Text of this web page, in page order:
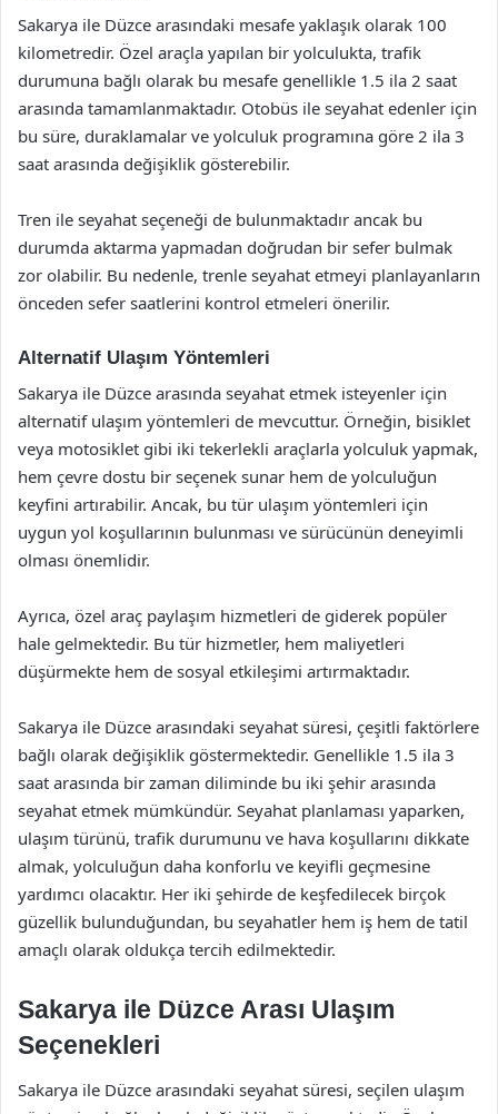
Sakarya ile Düzce arasındaki mesafe yaklaşık olarak 100
kilometredir. Özel araçla yapılan bir yolculukta, trafik
durumuna bağlı olarak bu mesafe genellikle 1.5 ila 2 saat
arasında tamamlanmaktadır. Otobüs ile seyahat edenler için
bu süre, duraklamalar ve yolculuk programına göre 2 ila 3
saat arasında değişiklik gösterebilir.
Tren ile seyahat seçeneği de bulunmaktadır ancak bu
durumda aktarma yapmadan doğrudan bir sefer bulmak
zor olabilir. Bu nedenle, trenle seyahat etmeyi planlayanların
önceden sefer saatlerini kontrol etmeleri önerilir.
Alternatif Ulaşım Yöntemleri
Sakarya ile Düzce arasında seyahat etmek isteyenler için
alternatif ulaşım yöntemleri de mevcuttur. Örneğin, bisiklet
veya motosiklet gibi iki tekerlekli araçlarla yolculuk yapmak,
hem çevre dostu bir seçenek sunar hem de yolculuğun
keyfini artırabilir. Ancak, bu tür ulaşım yöntemleri için
uygun yol koşullarının bulunması ve sürücünün deneyimli
olması önemlidir.
Ayrıca, özel araç paylaşım hizmetleri de giderek popüler
hale gelmektedir. Bu tür hizmetler, hem maliyetleri
düşürmekte hem de sosyal etkileşimi artırmaktadır.
Sakarya ile Düzce arasındaki seyahat süresi, çeşitli faktörlere
bağlı olarak değişiklik göstermektedir. Genellikle 1.5 ila 3
saat arasında bir zaman diliminde bu iki şehir arasında
seyahat etmek mümkündür. Seyahat planlaması yaparken,
ulaşım türünü, trafik durumunu ve hava koşullarını dikkate
almak, yolculuğun daha konforlu ve keyifli geçmesine
yardımcı olacaktır. Her iki şehirde de keşfedilecek birçok
güzellik bulunduğundan, bu seyahatler hem iş hem de tatil
amaçlı olarak oldukça tercih edilmektedir.
Sakarya ile Düzce Arası Ulaşım
Seçenekleri
Sakarya ile Düzce arasındaki seyahat süresi, seçilen ulaşım